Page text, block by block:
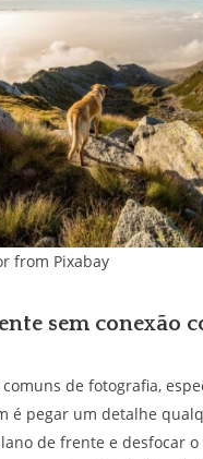
from Pixabay
sem conexão
de fotografia,
é pegar um detalhe
de frente e desfocar